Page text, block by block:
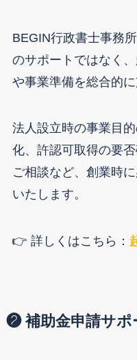
BEGIN行政書士事務
のサポートではなく
や事業準備を総合的に
法人設立時の事業目
化、許認可取得の要
ご相談など、創業時
いたします。
👉 詳しくはこちら：
❷ 補助金申請サポ